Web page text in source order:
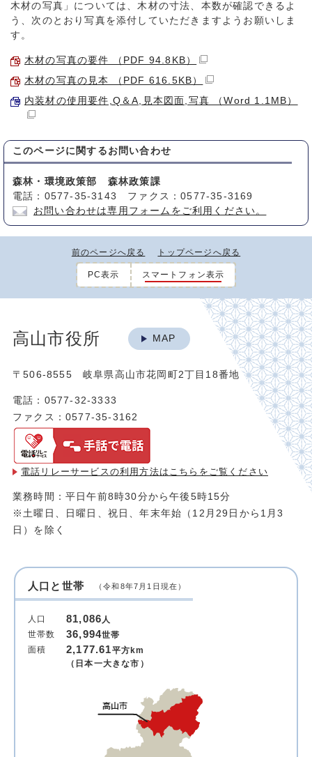
木材の写真」については、木材の寸法、本数が確認できるよ
う、次のとおり写真を添付していただきますようお願いしま
す。
木材の写真の要件 （PDF 94.8KB）
木材の写真の見本 （PDF 616.5KB）
内装材の使用要件,Q＆A,見本図面,写真 （Word 1.1MB）
このページに関する お問い合わせ
森林・環境政策部 森林政策課
電話：0577-35-3143 ファクス：0577-35-3169
お問い合わせは専用フォームをご利用ください。
前のページへ戻る トップページへ戻る
PC表示 スマートフォン表示
高山市役所 MAP
〒506-8555 岐阜県高山市花岡町2丁目18番地
電話：0577-32-3333
ファクス：0577-35-3162
電話リレーサービスの利用方法は こちらをご覧ください
業務時間：平日午前8時30分から午後5時15分
※土曜日、日曜日、祝日、年末年始（12月29日から1月3
日）を除く
人口と世帯 （令和8年7月1日現在）
人口 81,086人
世帯数
36,994世帯
面積
2,177.61平方km
（日本一大きな市）